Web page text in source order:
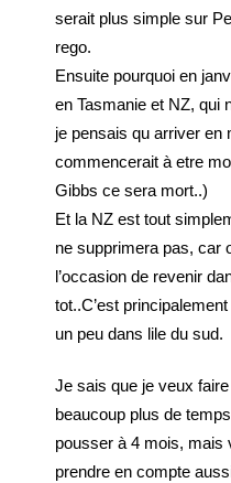
serait plus simple sur
rego.
Ensuite pourquoi en
en Tasmanie et NZ, qui
je pensais qu arriver en
commencerait à etre
Gibbs ce sera mort..)
Et la NZ est tout
ne supprimera pas, car
l’occasion de revenir
tot..C’est
un peu dans lile du sud.
Je sais que je veux faire
beaucoup plus de
pousser à 4 mois, mais
prendre en compte